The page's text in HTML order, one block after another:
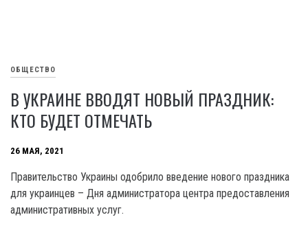
ОБЩЕСТВО
В УКРАИНЕ ВВОДЯТ НОВЫЙ ПРАЗДНИК:
КТО БУДЕТ ОТМЕЧАТЬ
26 МАЯ, 2021
Правительство Украины одобрило введение нового праздника
для украинцев – Дня администратора центра предоставления
административных услуг.